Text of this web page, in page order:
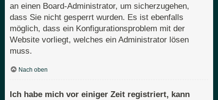
an einen Board-Administrator, um sicherzugehen,
dass Sie nicht gesperrt wurden. Es ist ebenfalls
möglich, dass ein Konfigurationsproblem mit der
Website vorliegt, welches ein Administrator lösen
muss.
Nach oben
Ich habe mich vor einiger Zeit registriert, kann